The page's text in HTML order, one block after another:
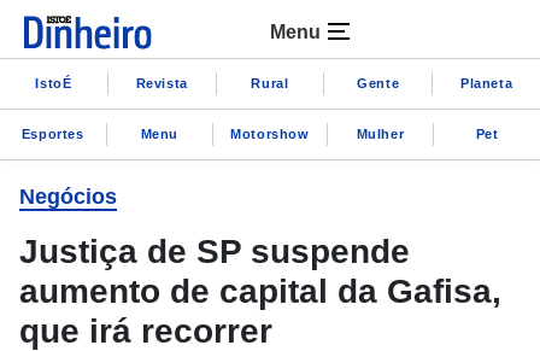
Menu
IstoÉ Revista Rural Gente Planeta
Esportes Menu Motorshow Mulher Pet
Negócios
Justiça de SP suspende
aumento de capital da Gafisa,
que irá recorrer